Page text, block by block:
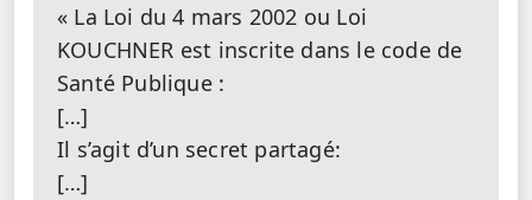
« La Loi du 4 mars 2002 ou Loi
KOUCHNER est inscrite dans le code de
Santé Publique :
[…]
Il s’agit d’un secret partagé:
[…]